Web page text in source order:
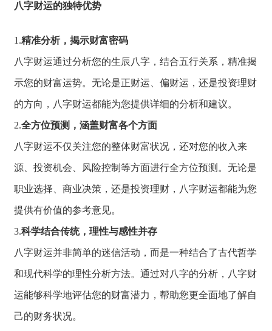
八字财运的独特优势
1.精准分析，揭示财富密码
八字财运通过分析您的生辰八字， 结合五行关系， 精准揭
示您的财富运势。 无论是正财运、 偏财运， 还是投资理财
的方向， 八字财运都能为您提供详细的分析和建议。
2.全方位预测，涵盖财富各个方面
八字财运不仅关注您的整体财富状况 ， 还对您的收入来
源、 投资机会、 风险控制等方面进行全方位预测。 无论是
职业选择、 商业决策， 还是投资理财， 八字财运都能为您
提供有价值的参考意见。
3.科学结合传统，理性与感性并存
八字财运并非简单的迷信活动， 而是一种结合了古代哲学
和现代科学的理性分析方法。 通过对八字的分析， 八字财
运能够科学地评估您的财富潜力， 帮助您更全面地了解自
己的财务状况。